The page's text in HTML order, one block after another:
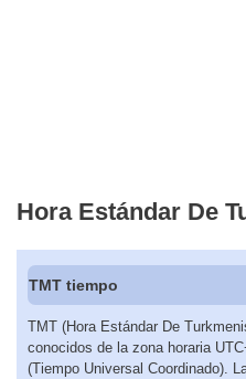
Hora Estándar De
TMT tiempo
TMT (Hora Estándar De
conocidos de la zona horaria
(Tiempo Universal Coordinado).